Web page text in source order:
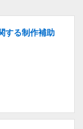
する制作補助